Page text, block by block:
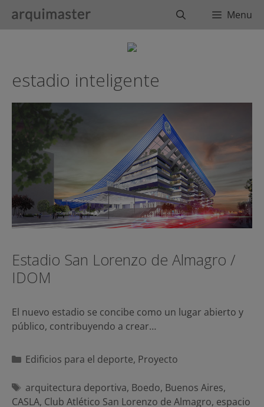
BuscarMenu
estadio inteligente
Estadio San Lorenzo de Almagro /
IDOM
El nuevo estadio se concibe como un lugar abierto y
público, contribuyendo a crear…
Categorías
Edificios para el deporte, Proyecto
Etiquetas
arquitectura deportiva, Boedo, Buenos Aires,
CASLA, Club Atlético San Lorenzo de Almagro, espacio